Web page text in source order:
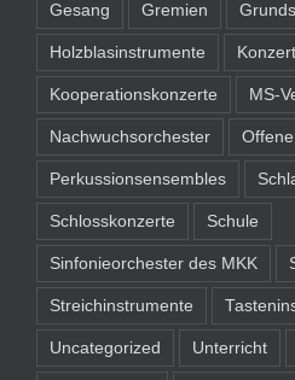
Gesang Gremien
Holzblasinstrumente
Kooperationskonzerte MS-
Nachwuchsorchester
Perkussionsensembles
Schlosskonzerte Schule
Sinfonieorchester des MKK
Streichinstrumente
Uncategorized Unterricht